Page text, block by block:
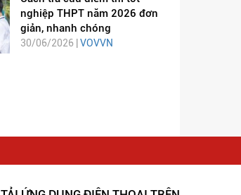
nghiệp THPT năm 2026 đơn
giản, nhanh chóng
30/06/2026 |VOVVN